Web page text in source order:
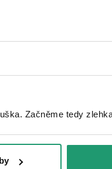
Začněme tedy